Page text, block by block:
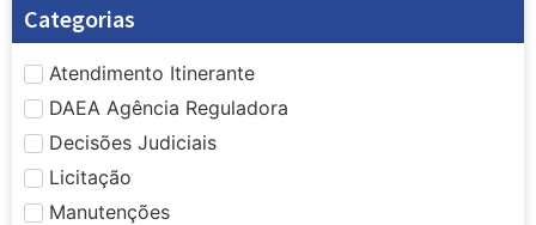
Categorias
Atendimento Itinerante
DAEA Agência Reguladora
Decisões Judiciais
Licitação
Manutenções